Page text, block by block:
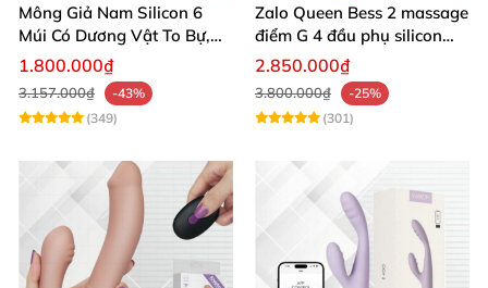
Mông Giả Nam Silicon 6
Múi Có Dương Vật To Bự,
Hấp Dẫn, Siêu Thật
1.800.000₫
3.157.000₫
-43%
(349)
Zalo Queen Bess 2 massage
điểm G 4 đầu phụ silicon
cao cấp rung nóng
2.850.000₫
3.800.000₫
-25%
(301)